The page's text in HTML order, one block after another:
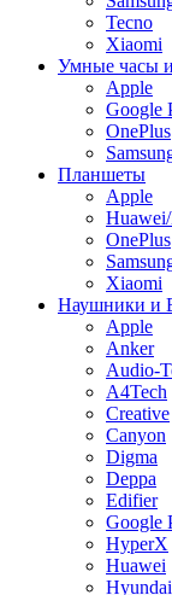
Tecno
Xiaomi
Умные часы
Apple
Google
OnePlus
Планшеты
Apple
OnePlus
Xiaomi
Наушники и
Apple
Anker
Audio-
A4Tech
Creative
Canyon
Digma
Deppa
Edifier
Google
HyperX
Huawei
Hyundai